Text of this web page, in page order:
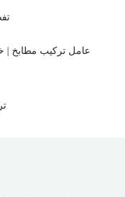
عامل تركيب مطابخ |